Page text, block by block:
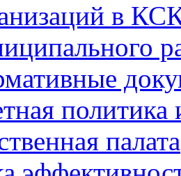
в
политика
палата